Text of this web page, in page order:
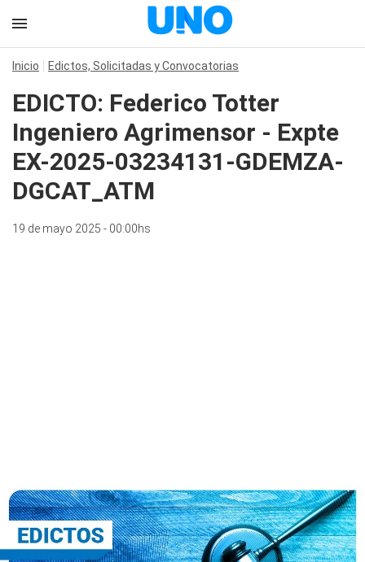
Inicio Edictos, Solicitadas y Convocatorias
EDICTO: Federico Totter
Ingeniero Agrimensor - Expte
EX-2025-03234131-GDEMZA-
DGCAT_ATM
19 de mayo 2025 - 00:00hs